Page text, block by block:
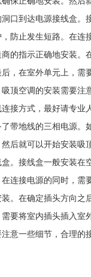
口到达电源接线盒。
防止发生短路。在连
的指示正确地安装。
，在室外单元上，需
顶空调的安装需要注
接方式，最好请专业
带地线的三相电源。
后就可以开始安装吸
。接线盒一般安装在
连接电源的同时，需
。在确定插头方向之
要将室内插头插入室
意一些细节，合理的